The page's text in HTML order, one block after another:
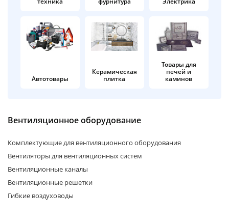
Автотовары
Керамическая
плитка
Товары для
печей и
каминов
Вентиляционное оборудование
Комплектующие для вентиляционного оборудования
Вентиляторы для вентиляционных систем
Вентиляционные каналы
Вентиляционные решетки
Гибкие воздуховоды
раз в 2
недели
plait.ru